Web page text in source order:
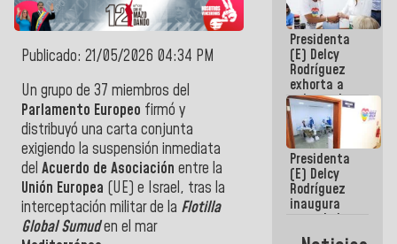
Publicado: 21/05/2026 04:34 PM
Un grupo de 37 miembros del
Parlamento Europeo firmó y
distribuyó una carta conjunta
exigiendo la suspensión inmediata
del Acuerdo de Asociación entre la
Unión Europea (UE) e Israel, tras la
interceptación militar de la Flotilla
Global Sumuden el mar
Viceministerio
de Energía
Eléctrica y
CORPOELEC
Presidenta
(E) Delcy
Rodríguez
exhorta a
gobernadores
y alcaldes a
edificar
casas para
abuelos
Presidenta
(E) Delcy
Rodríguez
inaugura
casa de los
Abuelos